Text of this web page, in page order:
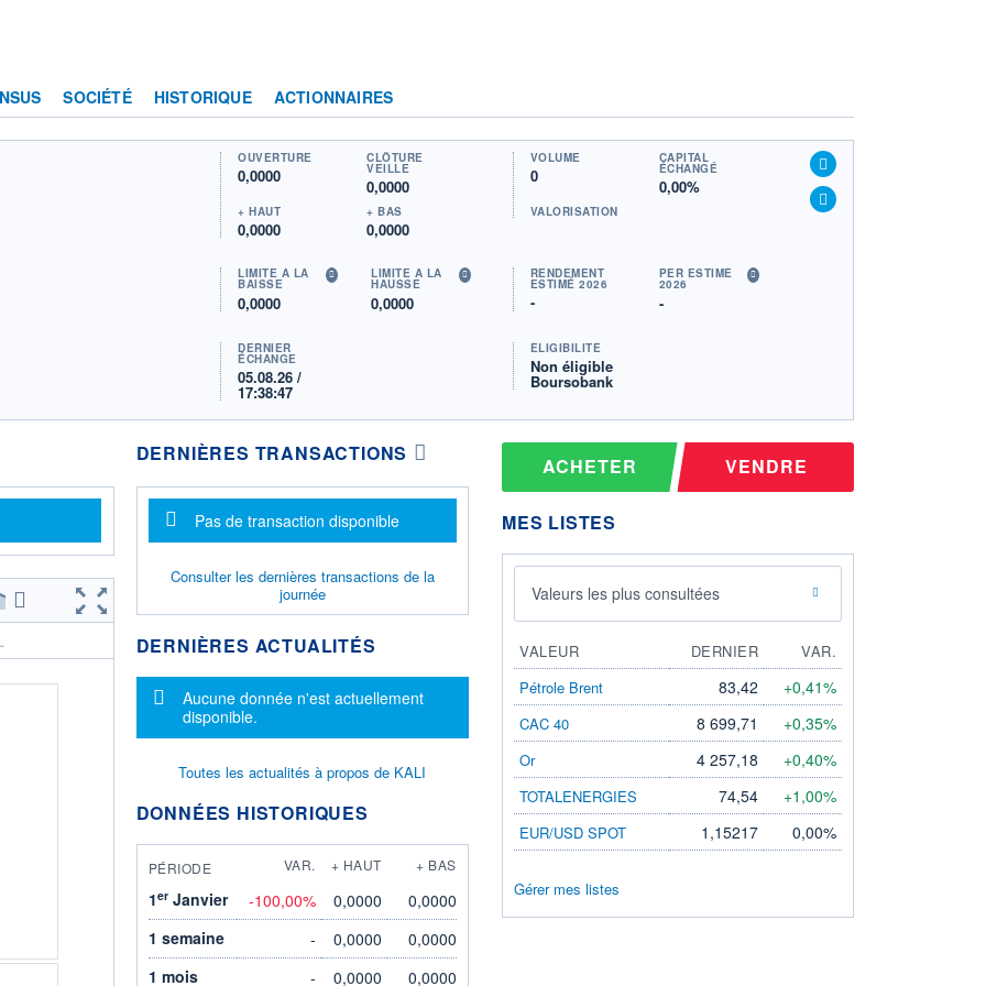
SOCIÉTÉ HISTORIQUE ACTIONNAIRES
OUVERTURE
0,0000
CLÔTURE
VEILLE
0,0000
+ HAUT
0,0000
+ BAS
0,0000
VOLUME
0
CAPITAL
ÉCHANGÉ
0,00%
VALORISATION
LIMITE À LA
BAISSE
0,0000
LIMITE À LA
HAUSSE
0,0000
RENDEMENT
ESTIMÉ 2026
-
PER ESTIMÉ
2026
-
DERNIER
ÉCHANGE
05.08.26 /
17:38:47
ÉLIGIBILITÉ
Non éligible
Boursobank
DERNIÈRES TRANSACTIONS
Message d'information
Pas de transaction disponible
Consulter les dernières transactions de la
journée
DERNIÈRES ACTUALITÉS
Message d'information
Aucune donnée n'est actuellement
disponible.
Toutes les actualités à propos de KALI
DONNÉES HISTORIQUES
PÉRIODE VAR. + HAUT + BAS
1erJanvier -100,00% 0,0000
0,0000
1 semaine
- 0,0000
0,0000
1 mois
- 0,0000 0,0000
ACHETER VENDRE
MES LISTES
Valeurs les plus consultées
VALEUR DERNIER
VAR.
Pétrole Brent
83,42 +0,41%
CAC 40 8 699,71 +0,35%
Or 4 257,18 +0,40%
TOTALENERGIES 74,54 +1,00%
EUR/USD SPOT 1,15217 0,00%
Gérer mes listes